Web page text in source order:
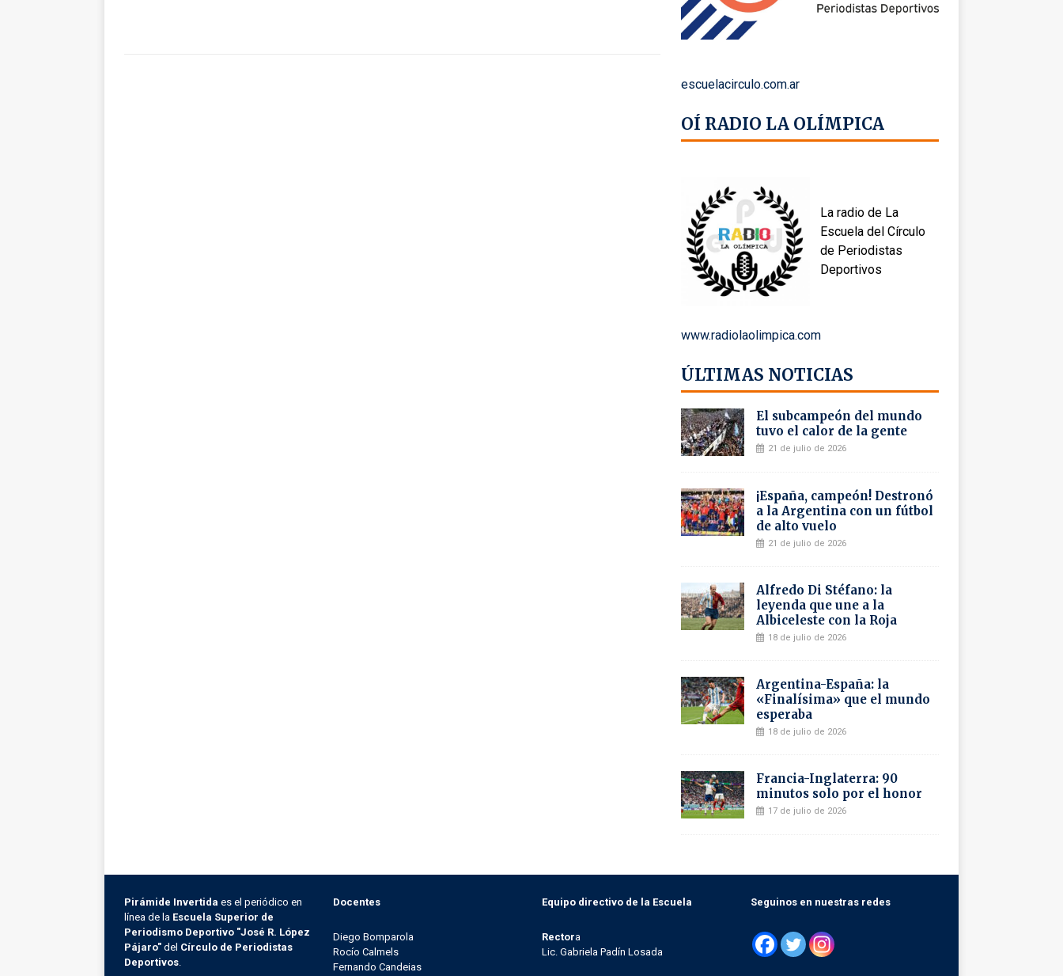
escuelacirculo.com.ar
OÍ RADIO LA OLÍMPICA
La radio de La
Escuela del Círculo
de Periodistas
Deportivos
www.radiolaolimpica.com
ÚLTIMAS NOTICIAS
El subcampeón del mundo
tuvo el calor de la gente
21 de julio de 2026
¡España, campeón! Destronó
a la Argentina con un fútbol
de alto vuelo
21 de julio de 2026
Alfredo Di Stéfano: la
leyenda que une a la
Albiceleste con la Roja
18 de julio de 2026
Argentina-España: la
«Finalísima» que el mundo
esperaba
18 de julio de 2026
Francia-Inglaterra: 90
minutos solo por el honor
17 de julio de 2026
Pirámide Invertida es el periódico en
línea de la Escuela Superior de
Periodismo Deportivo "José R. López
Pájaro" del Círculo de Periodistas
Deportivos
Docentes
Diego Bomparola
Rocío Calmels
Fernando Candeias
Equipo directivo de la Escuela
Rectora
Lic. Gabriela Padín Losada
Seguinos en nuestras redes